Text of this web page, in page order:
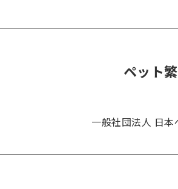
ペット
一般社団法人 日